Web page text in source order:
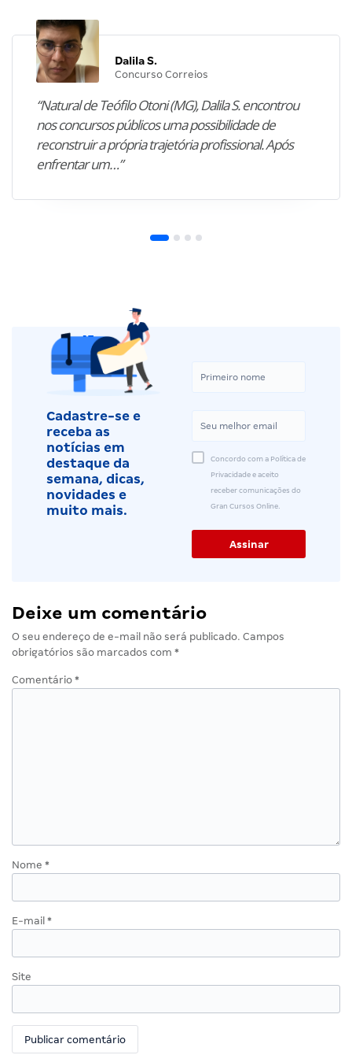
Dalila S.
Concurso Correios
“Natural de Teófilo Otoni (MG), Dalila S. encontrou
nos concursos públicos uma possibilidade de
reconstruir a própria trajetória profissional. Após
enfrentar um…”
Cadastre-se e
receba as
notícias em
destaque da
semana, dicas,
novidades e
muito mais.
Concordo com a Política de
Privacidade e aceito
receber comunicações do
Gran Cursos Online.
Deixe um comentário
O seu endereço de e-mail não será publicado. Campos
obrigatórios são marcados com *
Comentário *
Nome *
E-mail *
Site